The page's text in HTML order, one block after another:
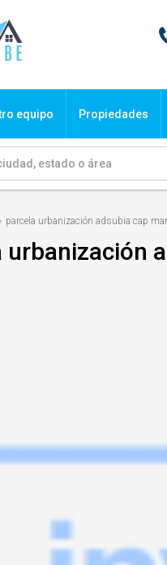
equipo Propiedades
parcela urbanización adsubia cap
urbanización